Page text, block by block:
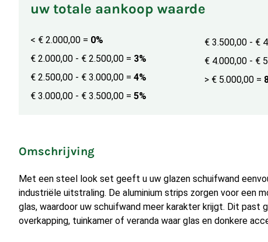
uw totale aankoop waarde
< € 2.000,00 = 0%
€ 2.000,00 - € 2.500,00 = 3%
€ 2.500,00 - € 3.000,00 = 4%
€ 3.000,00 - € 3.500,00 = 5%
€ 3.500,00 - €
€ 4.000,00 - €
> € 5.000,00 =
Omschrijving
Met een steel look set geeft u uw glazen schuifwand
industriële uitstraling. De aluminium strips zorgen voor een
glas, waardoor uw schuifwand meer karakter krijgt. Dit past
overkapping, tuinkamer of veranda waar glas en donkere